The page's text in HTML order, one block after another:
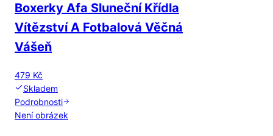
Boxerky Afa Sluneční Křídla
Vítězství A Fotbalová Věčná
Vášeň
479 Kč
Skladem
Podrobnosti
Není obrázek